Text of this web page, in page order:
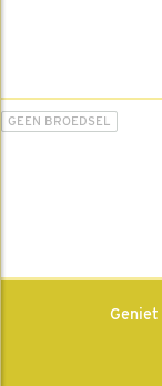
GEEN BROEDSEL
Geniet